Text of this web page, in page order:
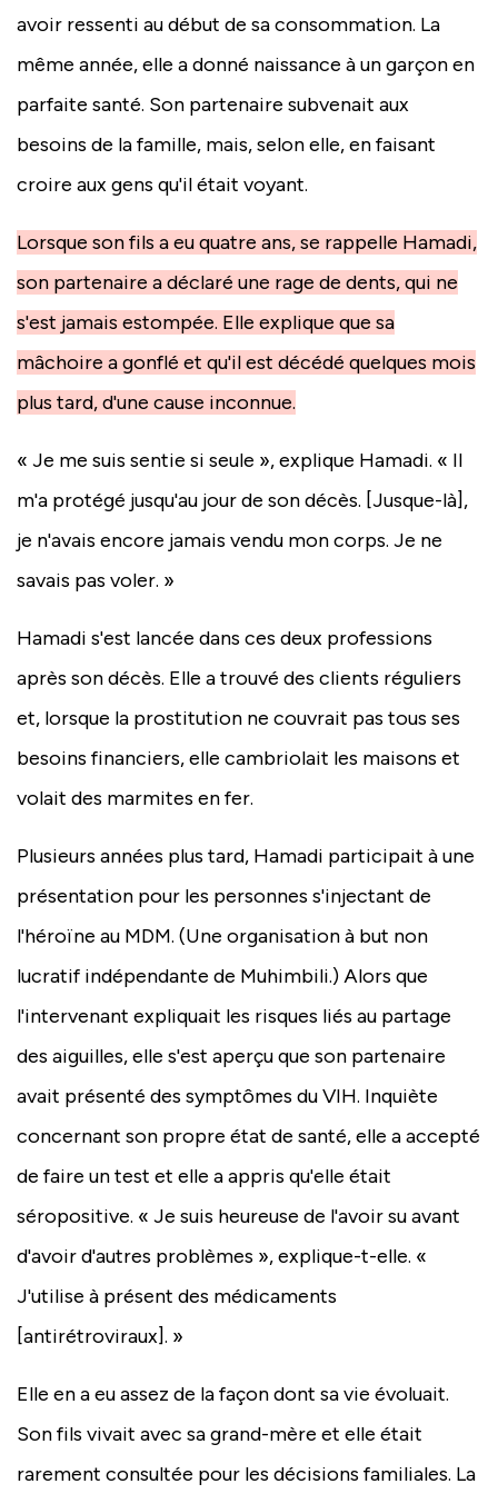
avoir ressenti au début de sa consommation. La
même année, elle a donné naissance à un garçon en
parfaite santé. Son partenaire subvenait aux
besoins de la famille, mais, selon elle, en faisant
croire aux gens qu'il était voyant.
Lorsque son fils a eu quatre ans, se rappelle Hamadi,
son partenaire a déclaré une rage de dents, qui ne
s'est jamais estompée. Elle explique que sa
mâchoire a gonflé et qu'il est décédé quelques mois
plus tard, d'une cause inconnue.
« Je me suis sentie si seule », explique Hamadi. « Il
m'a protégé jusqu'au jour de son décès. [Jusque-là],
je n'avais encore jamais vendu mon corps. Je ne
savais pas voler. »
Hamadi s'est lancée dans ces deux professions
après son décès. Elle a trouvé des clients réguliers
et, lorsque la prostitution ne couvrait pas tous ses
besoins financiers, elle cambriolait les maisons et
volait des marmites en fer.
Plusieurs années plus tard, Hamadi participait à une
présentation pour les personnes s'injectant de
l'héroïne au MDM. (Une organisation à but non
lucratif indépendante de Muhimbili.) Alors que
l'intervenant expliquait les risques liés au partage
des aiguilles, elle s'est aperçu que son partenaire
avait présenté des symptômes du VIH. Inquiète
concernant son propre état de santé, elle a accepté
de faire un test et elle a appris qu'elle était
séropositive. « Je suis heureuse de l'avoir su avant
d'avoir d'autres problèmes », explique-t-elle. «
J'utilise à présent des médicaments
[antirétroviraux]. »
Elle en a eu assez de la façon dont sa vie évoluait.
Son fils vivait avec sa grand-mère et elle était
rarement consultée pour les décisions familiales. La